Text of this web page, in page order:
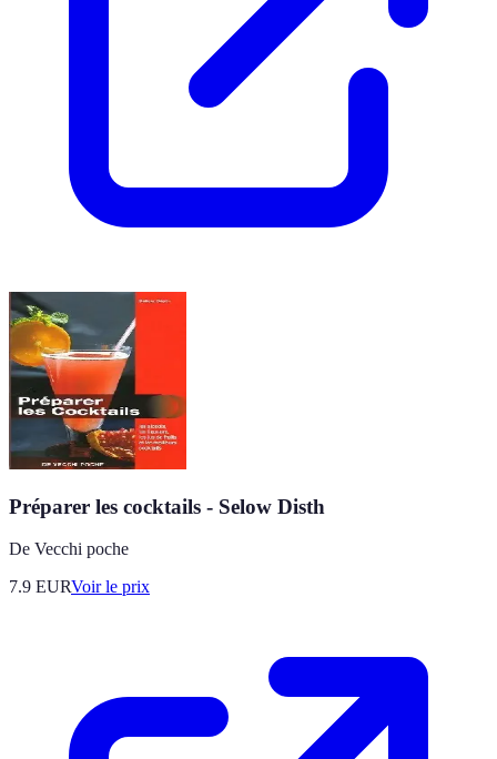
Préparer les cocktails - Selow Disth
De Vecchi poche
7.9 EURVoir le prix